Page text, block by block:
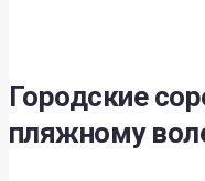
Городские
пляжному